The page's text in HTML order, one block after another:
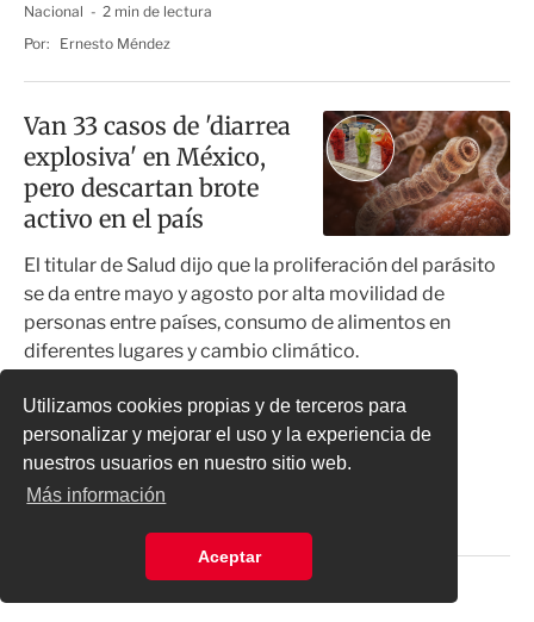
Utilizamos cookies propias y de terceros para
personalizar y mejorar el uso y la experiencia de
nuestros usuarios en nuestro sitio web.
Más información
Aceptar
Nacional
2 min de lectura
Por:
Ernesto Méndez
Van 33 casos de 'diarrea
explosiva' en México,
pero descartan brote
activo en el país
El titular de Salud dijo que la proliferación del parásito
se da entre mayo y agosto por alta movilidad de
personas entre países, consumo de alimentos en
diferentes lugares y cambio climático.
A
n
t
r
u